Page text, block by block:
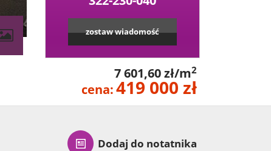
zostaw wiadomość
7 601,60 zł/m2
cena:419 000 zł
Dodaj do notatnika